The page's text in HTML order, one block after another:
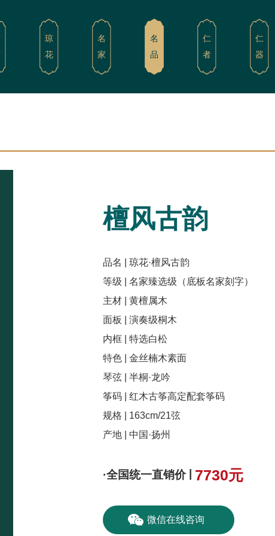
琼
花
名
家
名
品
仁
者
仁
器
檀风古韵
品名 | 琼花·檀风古韵
等级 | 名家臻选级（底板名家刻字）
主材 | 黄檀属木
面板 | 演奏级桐木
内框 | 特选白松
特色 | 金丝楠木素面
琴弦 | 半桐·龙吟
筝码 | 红木古筝高定配套筝码
规格 | 163cm/21弦
产地 | 中国·扬州
·全国统一直销价 7730元
微信在线咨询